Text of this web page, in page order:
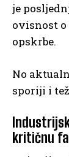
je
ovisnost
opskrbe.
No
sporiji i
kritičnu